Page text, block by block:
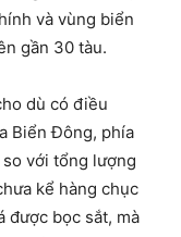
và vùng biển
gần 30 tàu.
dù có điều
Biển Đông, phía
với tổng lượng
kể hàng chục
được bọc sắt, mà